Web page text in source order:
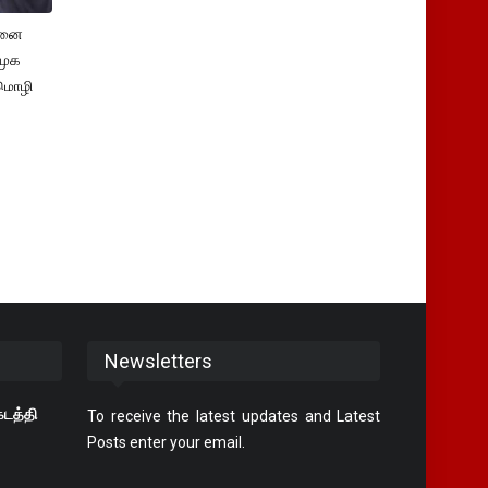
Newsletters
To receive the latest updates and Latest
Posts enter your email.